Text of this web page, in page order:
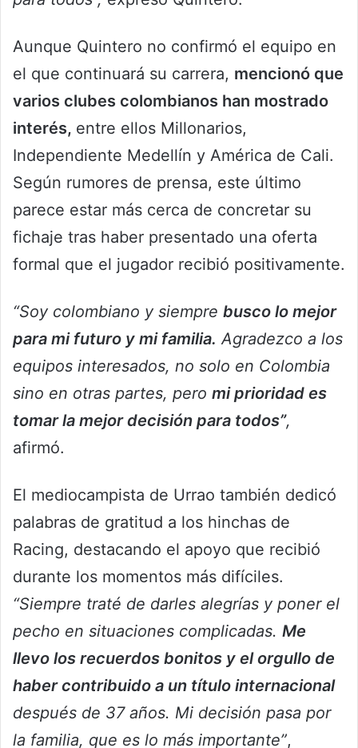
Aunque Quintero no confirmó el equipo en
el que continuará su carrera, mencionó que
varios clubes colombianos han mostrado
interés, entre ellos Millonarios,
Independiente Medellín y América de Cali.
Según rumores de prensa, este último
parece estar más cerca de concretar su
fichaje tras haber presentado una oferta
formal que el jugador recibió positivamente.
“Soy colombiano y siempre busco lo mejor
para mi futuro y mi familia. Agradezco a los
equipos interesados, no solo en Colombia
sino en otras partes, pero mi prioridad es
tomar la mejor decisión para todos”,
afirmó.
El mediocampista de Urrao también dedicó
palabras de gratitud a los hinchas de
Racing, destacando el apoyo que recibió
durante los momentos más difíciles.
“Siempre traté de darles alegrías y poner el
pecho en situaciones complicadas. Me
llevo los recuerdos bonitos y el orgullo de
haber contribuido a un título internacional
después de 37 años. Mi decisión pasa por
la familia, que es lo más importante”,